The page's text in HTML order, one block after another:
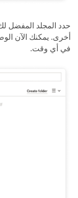
في أي وقت.